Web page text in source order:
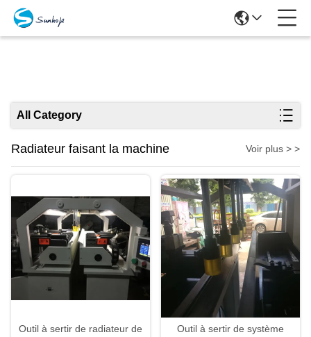
All Category
Radiateur faisant la machine Voir plus > >
Outil à sertir de radiateur de
Outil à sertir de système